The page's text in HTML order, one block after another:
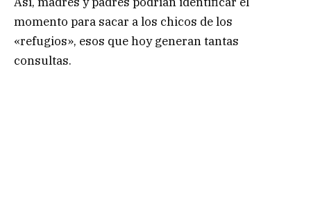
momento para sacar a los chicos de los
«refugios», esos que hoy generan tantas
consultas.